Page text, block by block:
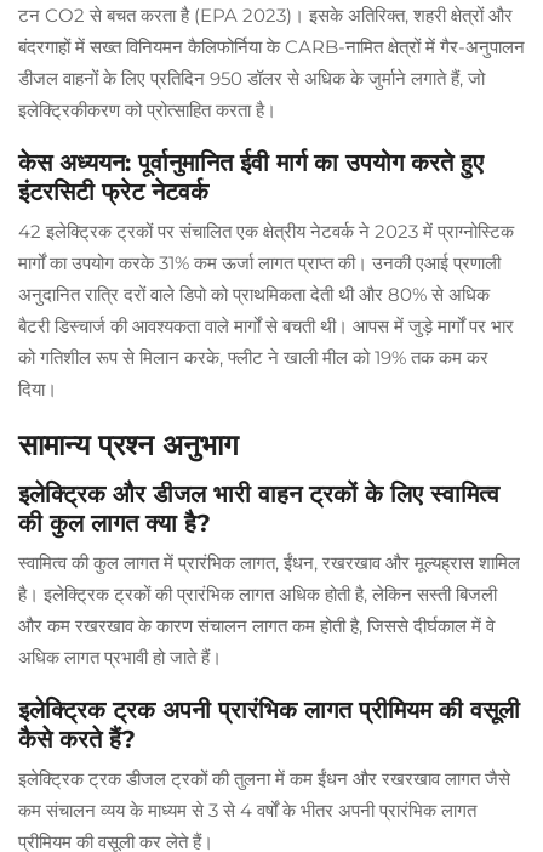
टन CO2 से बचत करता है (EPA 2023)। इसके अतिरिक्त, शहरी क्षेत्रों और
बंदरगाहों में सख्त विनियमन कैलिफोर्निया के CARB-नामित क्षेत्रों में गैर-अनुपालन
डीजल वाहनों के लिए प्रतिदिन 950 डॉलर से अधिक के जुर्माने लगाते हैं, जो
इलेक्ट्रिकीकरण को प्रोत्साहित करता है।
केस अध्ययन: पूर्वानुमानित ईवी मार्ग का उपयोग करते हुए
इंटरसिटी फ्रेट नेटवर्क
42 इलेक्ट्रिक ट्रकों पर संचालित एक क्षेत्रीय नेटवर्क ने 2023 में प्राग्नोस्टिक
मार्गों का उपयोग करके 31% कम ऊर्जा लागत प्राप्त की। उनकी एआई प्रणाली
अनुदानित रात्रि दरों वाले डिपो को प्राथमिकता देती थी और 80% से अधिक
बैटरी डिस्चार्ज की आवश्यकता वाले मार्गों से बचती थी। आपस में जुड़े मार्गों पर भार
को गतिशील रूप से मिलान करके, फ्लीट ने खाली मील को 19% तक कम कर
दिया।
सामान्य प्रश्न अनुभाग
इलेक्ट्रिक और डीजल भारी वाहन ट्रकों के लिए स्वामित्व
की कुल लागत क्या है?
स्वामित्व की कुल लागत में प्रारंभिक लागत, ईंधन, रखरखाव और मूल्यह्रास शामिल
है। इलेक्ट्रिक ट्रकों की प्रारंभिक लागत अधिक होती है, लेकिन सस्ती बिजली
और कम रखरखाव के कारण संचालन लागत कम होती है, जिससे दीर्घकाल में वे
अधिक लागत प्रभावी हो जाते हैं।
इलेक्ट्रिक ट्रक अपनी प्रारंभिक लागत प्रीमियम की वसूली
कैसे करते हैं?
इलेक्ट्रिक ट्रक डीजल ट्रकों की तुलना में कम ईंधन और रखरखाव लागत जैसे
कम संचालन व्यय के माध्यम से 3 से 4 वर्षों के भीतर अपनी प्रारंभिक लागत
प्रीमियम की वसूली कर लेते हैं।